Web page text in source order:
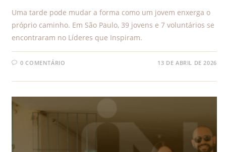
Uma tarde pode mudar a forma como um jovem enxerga o
próprio caminho. Em São Paulo, 39 jovens e 7 voluntários se
encontraram no Líderes que Inspiram.
0 COMENTÁRIO 13 DE ABRIL DE 2026